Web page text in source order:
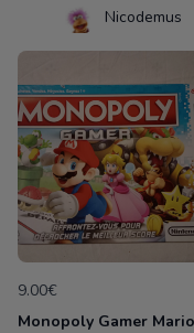
Nicodemus
9.00€
Monopoly Gamer Mario